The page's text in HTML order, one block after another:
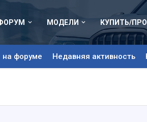
МОДЕЛИ КУПИТЬ/
на форуме Недавняя активность